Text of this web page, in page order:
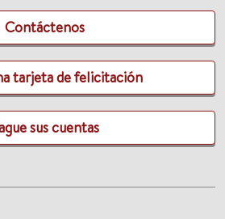
Contáctenos
tarjeta de felicitación
sus cuentas